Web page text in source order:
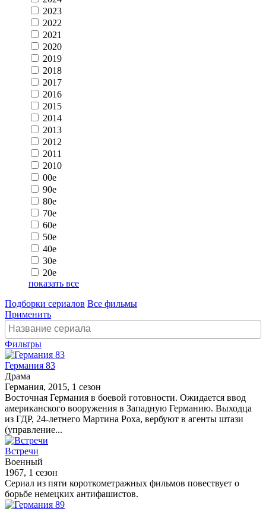
2023
2022
2021
2020
2019
2018
2017
2016
2015
2014
2013
2012
2011
2010
00e
90e
80e
70e
60e
50e
40e
30e
20e
показать все
Подборки сериалов Все фильмы
Применить
Фильтры
Германия 83
Драма
Германия, 2015, 1 сезон
Восточная Германия в боевой готовности. Ожидается ввод
американского вооружения в Западную Германию. Выходца
из ГДР, 24-летнего Мартина Роха, вербуют в агенты штази
(управление...
Встречи
Военный
1967, 1 сезон
Сериал из пяти короткометражных фильмов повествует о
борьбе немецких антифашистов.